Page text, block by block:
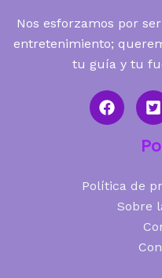
Nos esforzamos por
entretenimiento;
tu guía y tu
Política de
Sobre